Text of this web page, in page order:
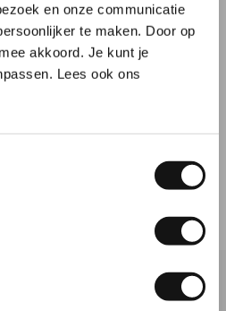
en onze communicatie
te maken. Door op
akkoord. Je kunt je
Lees ook ons
je verwacht en wat je
geleverd
Hats
op je